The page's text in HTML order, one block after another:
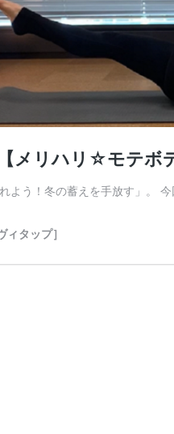
メリハリ☆モテボ
よう！冬の蓄えを手放す」。
タップ］